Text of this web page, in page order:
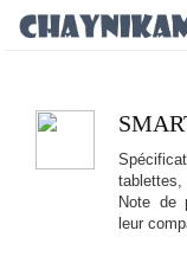
Note de
leur